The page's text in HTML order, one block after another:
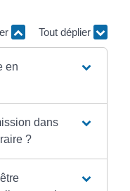
Tout déplier
en
dans
?